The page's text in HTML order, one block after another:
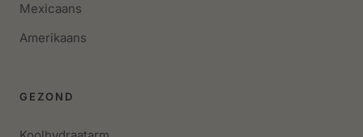
Mexicaans
Amerikaans
GEZOND